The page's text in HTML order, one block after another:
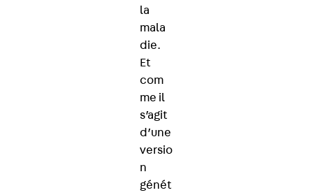
la
mala
die.
Et
com
me il
s’agit
d’une
versio
n
génét